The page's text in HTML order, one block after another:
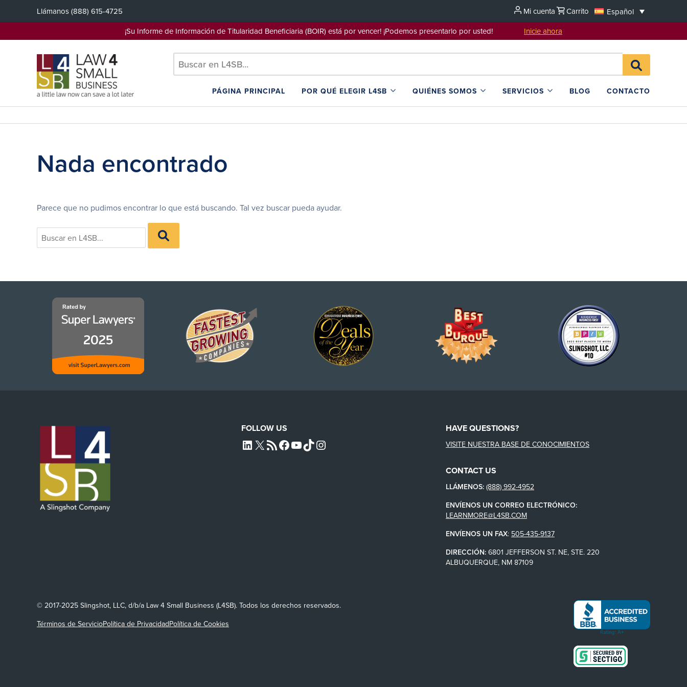
Llámanos(888) 615-4725 Mi cuenta Carrito
Español
¡Su Informe de Información de Titularidad Beneficiaria (BOIR) está por vencer! ¡Podemos presentarlo por usted! Inicie ahora
Search
for:BUSCAR
EN
PÁGINA PRINCIPAL POR QUÉ ELEGIR L4SB QUIÉNES SOMOS SERVICIOS BLOG CONTACTO
Nada encontrado
Parece que no pudimos encontrar lo que está buscando. Tal vez buscar pueda ayudar.
Search
for:
BUSCAR
EN
L4SB
FOLLOW US
L4SB LINKEDIN
X L4SB RSS FEEDL4SB FACEBOOK
L4SB YOUTUBE
TIKTOKINSTAGRAM
HAVE QUESTIONS?
VISITE NUESTRA BASE DE CONOCIMIENTOS
CONTACT US
LLÁMENOS: (888) 992-4952
ENVÍENOS UN CORREO ELECTRÓNICO:
LEARNMORE@L4SB.COM
ENVÍENOS UN FAX: 505-435-9137
DIRECCIÓN: 6801 JEFFERSON ST. NE, STE. 220
ALBUQUERQUE, NM 87109
© 2017-2025 Slingshot, LLC, d/b/a Law 4 Small Business (L4SB). Todos los derechos reservados.
Términos de ServicioPolítica de PrivacidadPolítica de Cookies